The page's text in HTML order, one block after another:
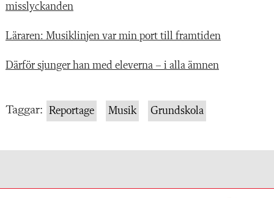
misslyckanden
Läraren: Musiklinjen var min port till framtiden
Därför sjunger han med eleverna – i alla ämnen
Taggar: Reportage Musik Grundskola